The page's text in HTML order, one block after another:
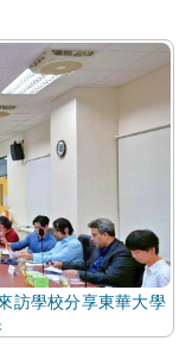
訪學校分享東華大學